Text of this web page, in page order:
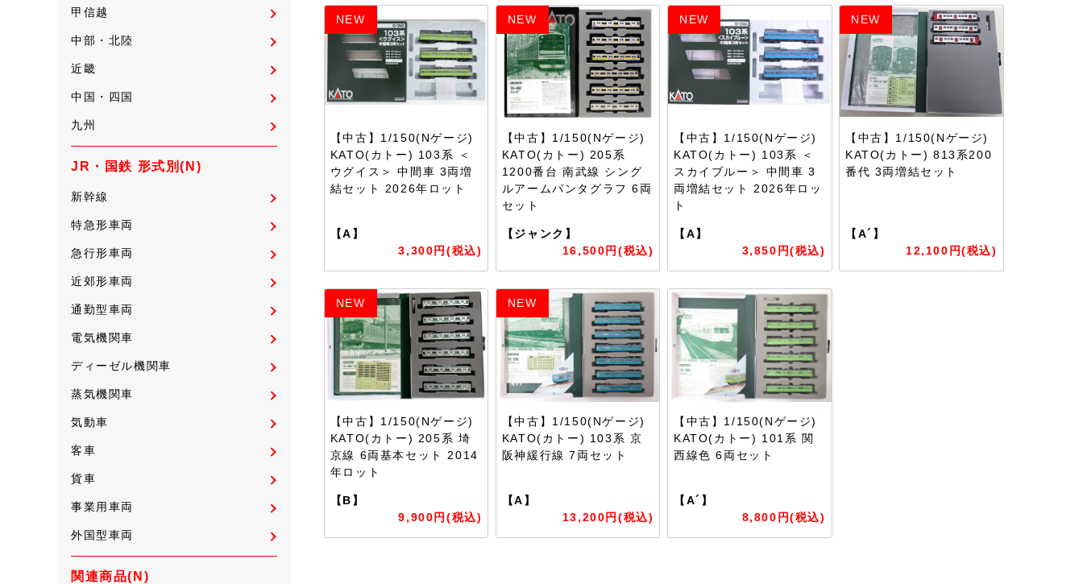
甲信越
中部・北陸
近畿
中国・四国
九州
JR・国鉄 形式別(N)
新幹線
特急形車両
急行形車両
近郊形車両
通勤型車両
電気機関車
ディーゼル機関車
蒸気機関車
気動車
客車
貨車
事業用車両
外国型車両
関連商品(N)
NEW
【中古】1/150(Nゲージ)
KATO(カトー) 103系 ＜
ウグイス＞ 中間車 3両増
結セット 2026年ロット
【A】
3,300円(税込)
NEW
【中古】1/150(Nゲージ)
KATO(カトー) 205系
1200番台 南武線 シング
ルアームパンタグラフ 6両
セット
【ジャンク】
16,500円(税込)
NEW
【中古】1/150(Nゲージ)
KATO(カトー) 103系 ＜
スカイブルー＞ 中間車 3
両増結セット 2026年ロッ
ト
【A】
3,850円(税込)
NEW
【中古】1/150(Nゲージ)
KATO(カトー) 813系200
番代 3両増結セット
【A´】
12,100円(税込)
NEW
【中古】1/150(Nゲージ)
KATO(カトー) 205系 埼
京線 6両基本セット 2014
年ロット
【B】
9,900円(税込)
NEW
【中古】1/150(Nゲージ)
KATO(カトー) 103系 京
阪神緩行線 7両セット
【A】
13,200円(税込)
【中古】1/150(Nゲージ)
KATO(カトー) 101系 関
西線色 6両セット
【A´】
8,800円(税込)